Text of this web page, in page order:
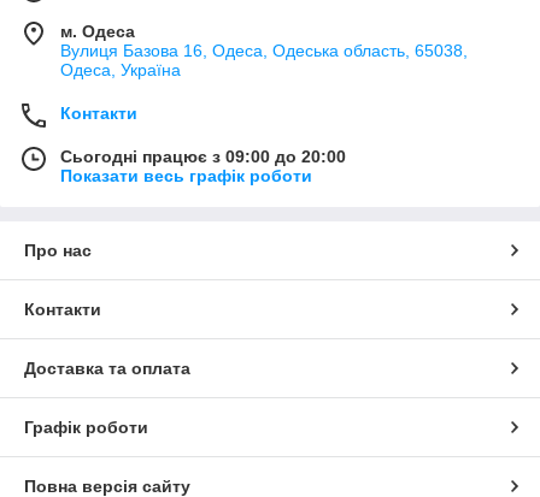
м. Одеса
Вулиця Базова 16, Одеса, Одеська область, 65038,
Одеса, Україна
Контакти
Сьогодні працює з 09:00 до 20:00
Показати весь графік роботи
Про нас
Контакти
Доставка та оплата
Графік роботи
Повна версія сайту